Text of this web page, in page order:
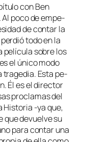
con Ben
Al po­co de em­pe­
de con­tar la
to­do en la
pe­lí­cu­la so­bre los
el úni­co mo­do
tra­ge­dia. Esta pe­
Él es el di­rec­tor
pro­cla­mas del
Historia ‑ya que,
que de­vuel­ve su
pa­ra con­tar una